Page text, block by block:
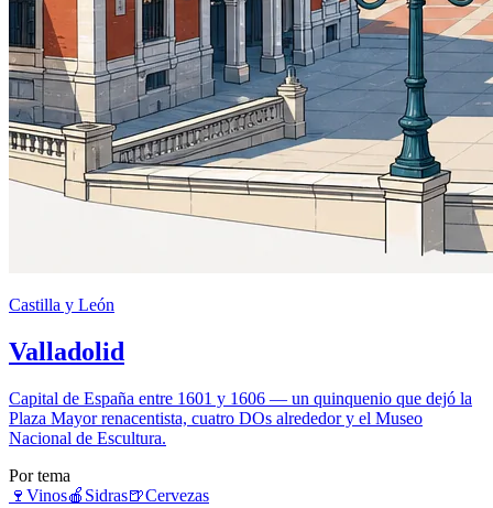
Castilla y León
Valladolid
Capital de España entre 1601 y 1606 — un quinquenio que dejó la
Plaza Mayor renacentista, cuatro DOs alrededor y el Museo
Nacional de Escultura.
Por tema
🍷 Vinos🍎 Sidras🍺Cervezas